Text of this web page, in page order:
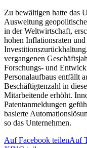
Zu bewältigen hatte das
Ausweitung
in der Weltwirtschaft,
hohen Inflationsraten
vergangenen
Forschungs- und
Personalaufbaus entfällt
Beschäftigtenzahl in
Mitarbeitende erhöht.
Patentanmeldungen
basierte
so das Unternehmen.
Auf Facebook teilenAuf